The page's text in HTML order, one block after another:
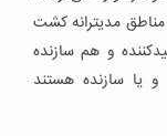
مدیترانه کشت
و هم سازنده
و یا سازنده هستند